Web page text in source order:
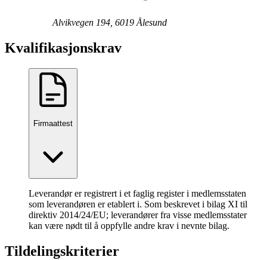
Alvikvegen 194, 6019 Ålesund
Kvalifikasjonskrav
Firmaattest
Leverandør er registrert i et faglig register i medlemsstaten
som leverandøren er etablert i. Som beskrevet i bilag XI til
direktiv 2014/24/EU; leverandører fra visse medlemsstater
kan være nødt til å oppfylle andre krav i nevnte bilag.
Tildelingskriterier